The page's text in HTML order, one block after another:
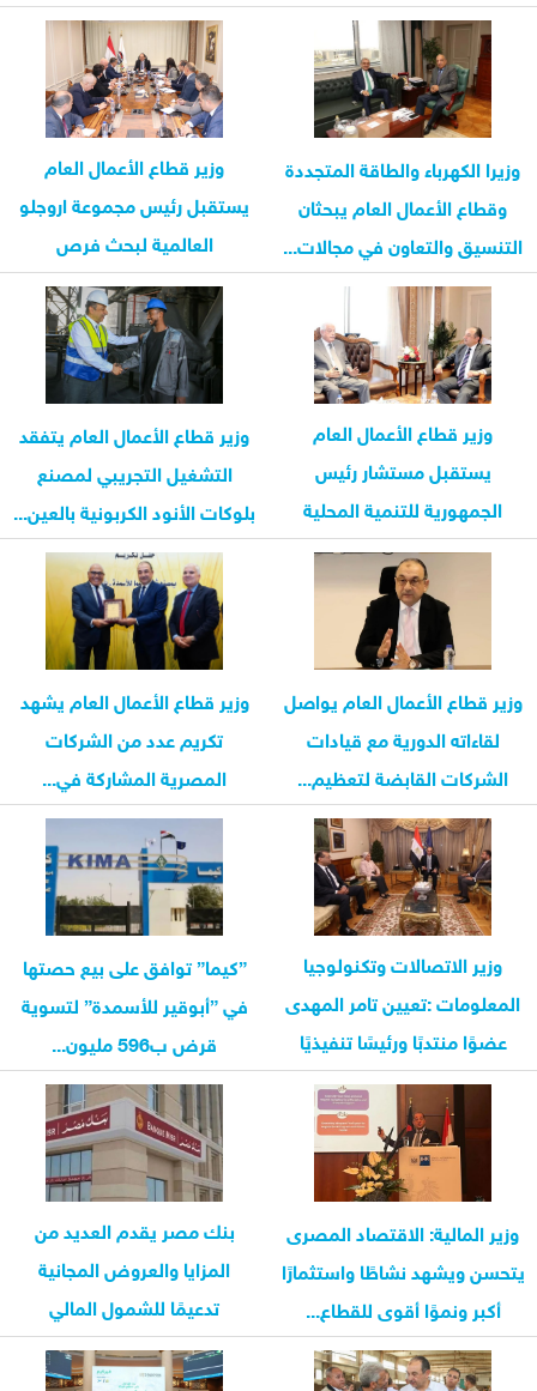
وزيرا الكهرباء والطاقة المتجددة
وقطاع الأعمال العام يبحثان
التنسيق والتعاون في مجالات...
وزير قطاع الأعمال العام
يستقبل رئيس مجموعة اروجلو
العالمية لبحث فرص
الاستثمار...
وزير قطاع الأعمال العام
يستقبل مستشار رئيس
الجمهورية للتنمية المحلية
ومحافظ الشرقية
وزير قطاع الأعمال العام يتفقد
التشغيل التجريبي لمصنع
بلوكات الأنود الكربونية بالعين...
وزير قطاع الأعمال العام يواصل
لقاءاته الدورية مع قيادات
الشركات القابضة لتعظيم...
وزير قطاع الأعمال العام يشهد
تكريم عدد من الشركات
المصرية المشاركة في...
وزير الاتصالات وتكنولوجيا
المعلومات :تعيين تامر المهدى
عضوًا منتدبًا ورئيسًا تنفيذيًا
للشركة...
”كيما” توافق على بيع حصتها
في ”أبوقير للأسمدة” لتسوية
قرض ب596 مليون...
وزير المالية: الاقتصاد المصرى
يتحسن ويشهد نشاطًا واستثمارًا
أكبر ونموًا أقوى للقطاع...
بنك مصر يقدم العديد من
المزايا والعروض المجانية
تدعيمًا للشمول المالي
بمناسبة...